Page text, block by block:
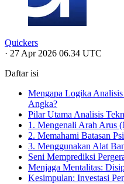
Quickers
· 27 Apr 2026 06.34 UTC
Daftar isi
Mengapa Logika
Angka?
Pilar Utama Analisis
1. Mengenali Arah Arus
2. Memahami Batasan
3. Menggunakan Alat
Seni Memprediksi
Menjaga Mentalitas:
Kesimpulan: Investasi